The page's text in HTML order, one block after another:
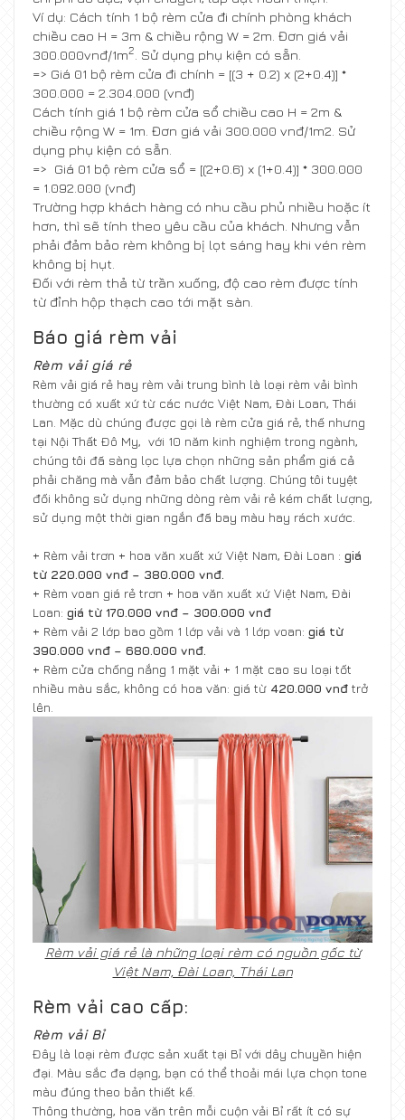
Ví dụ: Cách tính 1 bộ rèm cửa đi chính phòng khách
chiều cao H = 3m & chiều rộng W = 2m. Đơn giá vải
300.000vnđ/1m2
. Sử dụng phụ kiện có sẵn.
=> Giá 01 bộ rèm cửa đi chính = [(3 + 0.2) x (2+0.4)] *
300.000 = 2.304.000 (vnđ)
Cách tính giá 1 bộ rèm cửa sổ chiều cao H = 2m &
chiều rộng W = 1m. Đơn giá vải 300.000 vnđ/1m2. Sử
dụng phụ kiện có sẵn.
=> Giá 01 bộ rèm cửa sổ = [(2+0.6) x (1+0.4)] * 300.000
= 1.092.000 (vnđ)
Trường hợp khách hàng có nhu cầu phủ nhiều hoặc ít
hơn, thì sẽ tính theo yêu cầu của khách. Nhưng vẫn
phải đảm bảo rèm không bị lọt sáng hay khi vén rèm
không bị hụt.
Đối với rèm thả từ trần xuống, độ cao rèm được tính
từ đỉnh hộp thạch cao tới mặt sàn.
Báo giá rèm vải
Rèm vải giá rẻ
Rèm vải giá rẻ hay rèm vải trung bình là loại rèm vải bình
thường có xuất xứ từ các nước Việt Nam, Đài Loan, Thái
Lan. Mặc dù chúng được gọi là rèm cửa giá rẻ, thế nhưng
tại Nội Thất Đô My, với 10 năm kinh nghiệm trong ngành,
chúng tôi đã sàng lọc lựa chọn những sản phẩm giá cả
phải chăng mà vẫn đảm bảo chất lượng. Chúng tôi tuyệt
đối không sử dụng những dòng rèm vải rẻ kém chất lượng,
sử dụng một thời gian ngắn đã bay màu hay rách xước.
+ Rèm vải trơn + hoa văn xuất xứ Việt Nam, Đài Loan : giá
từ 220.000 vnđ – 380.000 vnđ.
+ Rèm voan giá rẻ trơn + hoa văn xuất xứ Việt Nam, Đài
Loan: giá từ 170.000 vnđ – 300.000 vnđ
+ Rèm vải 2 lớp bao gồm 1 lớp vải và 1 lớp voan: giá từ
390.000 vnđ – 680.000 vnđ.
+ Rèm cửa chống nắng 1 mặt vải + 1 mặt cao su loại tốt
nhiều màu sắc, không có hoa văn: giá từ 420.000 vnđ trở
lên.
Rèm vải giá rẻ là những loại rèm có nguồn gốc từ
Việt Nam, Đài Loan, Thái Lan
Rèm vải cao cấp:
Rèm vải Bỉ
Đây là loại rèm được sản xuất tại Bỉ với dây chuyền hiện
đại. Màu sắc đa dạng, bạn có thể thoải mái lựa chọn tone
màu đúng theo bản thiết kế.
Thông thường, hoa văn trên mỗi cuộn vải Bỉ rất ít có sự